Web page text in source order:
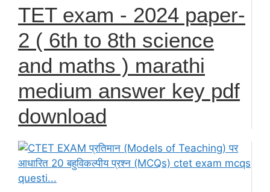
TET exam - 2024 paper-
2 ( 6th to 8th science
and maths ) marathi
medium answer key pdf
download